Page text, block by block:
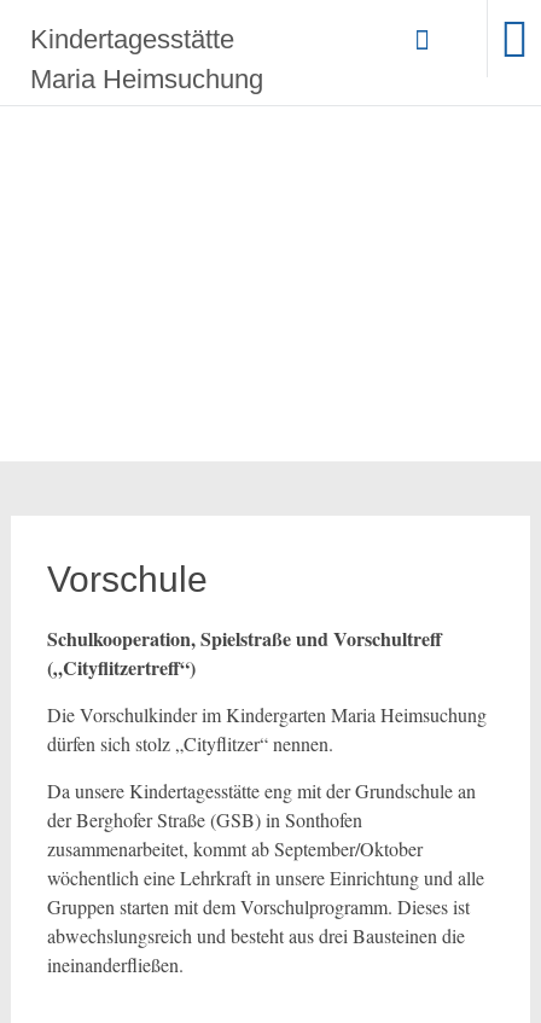
Inhalt
springen
Kindertagesstätte
Maria Heimsuchung
Vorschule
Schulkooperation, Spielstraße und Vorschultreff
(„Cityflitzertreff“)
Die Vorschulkinder im Kindergarten Maria Heimsuchung
dürfen sich stolz „Cityflitzer“ nennen.
Da unsere Kindertagesstätte eng mit der Grundschule an
der Berghofer Straße (GSB) in Sonthofen
zusammenarbeitet, kommt ab September/Oktober
wöchentlich eine Lehrkraft in unsere Einrichtung und alle
Gruppen starten mit dem Vorschulprogramm. Dieses ist
abwechslungsreich und besteht aus drei Bausteinen die
ineinanderfließen.